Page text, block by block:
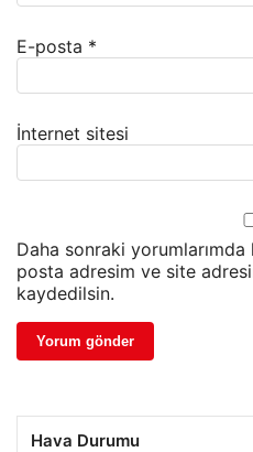
E-posta *
İnternet sitesi
Daha sonraki yorumlarımda
posta adresim ve site
kaydedilsin.
Hava Durumu